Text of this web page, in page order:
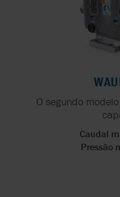
O segundo
Caudal
Pressão